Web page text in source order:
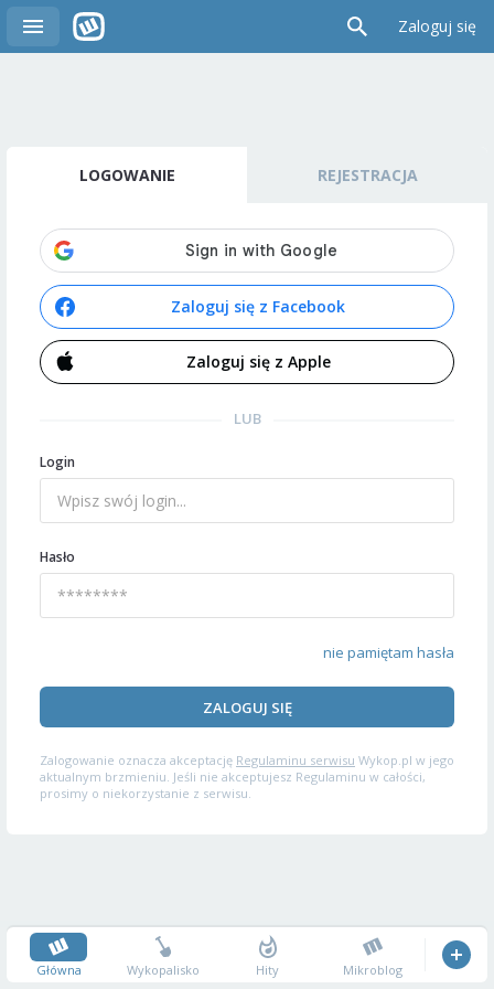
Zaloguj się
LOGOWANIE REJESTRACJA
Zaloguj się z Facebook
Zaloguj się z Apple
LUB
Login
Hasło
nie pamiętam hasła
ZALOGUJ SIĘ
Zalogowanie oznacza akceptację Regulaminu serwisu Wykop.pl w jego
aktualnym brzmieniu. Jeśli nie akceptujesz Regulaminu w całości,
prosimy o niekorzystanie z serwisu.
Główna Wykopalisko Hity Mikroblog